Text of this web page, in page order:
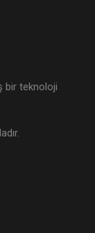
bir teknoloji